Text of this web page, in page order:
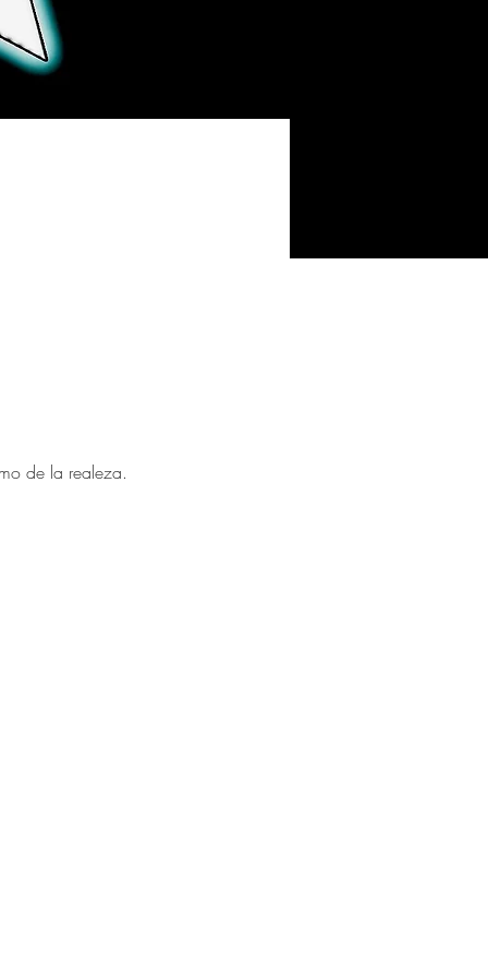
de la realeza.